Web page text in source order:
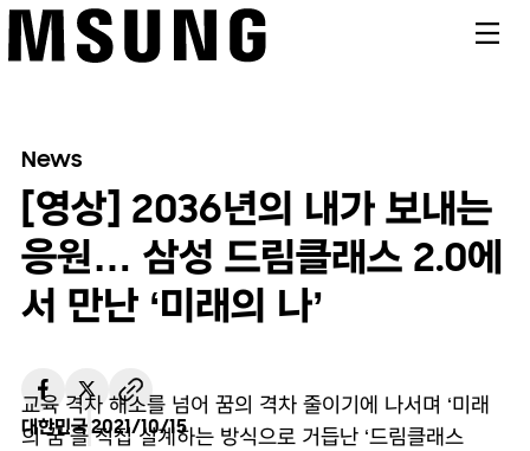
News
[영상] 2036년의 내가 보내는
응원… 삼성 드림클래스 2.0에
서 만난 ‘미래의 나’
대한민국2021/10/15
교육 격차 해소를 넘어 꿈의 격차 줄이기에 나서며 ‘미래
의 꿈’을 직접 설계하는 방식으로 거듭난 ‘드림클래스